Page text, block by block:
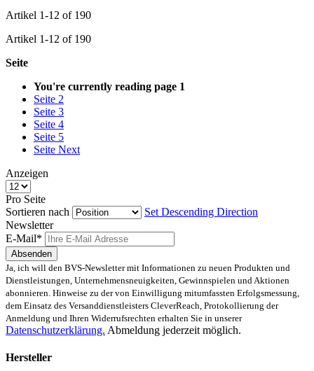
Artikel 1-12 of 190
Artikel 1-12 of 190
Seite
You're currently reading page 1
Seite 2
Seite 3
Seite 4
Seite 5
Seite Next
Anzeigen
Pro Seite
Sortieren nach
Set Descending Direction
Newsletter
E-Mail*
Absenden
Ja, ich will den BVS-Newsletter mit Informationen zu neuen Produkten und
Dienstleistungen, Unternehmensneuigkeiten, Gewinnspielen und Aktionen
abonnieren. Hinweise zu der von Einwilligung mitumfassten Erfolgsmessung,
dem Einsatz des Versanddienstleisters CleverReach, Protokollierung der
Anmeldung und Ihren Widerrufsrechten erhalten Sie in unserer
Datenschutzerklärung. Abmeldung jederzeit möglich.
Hersteller